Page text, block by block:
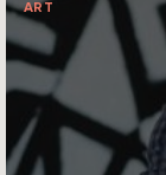
ART